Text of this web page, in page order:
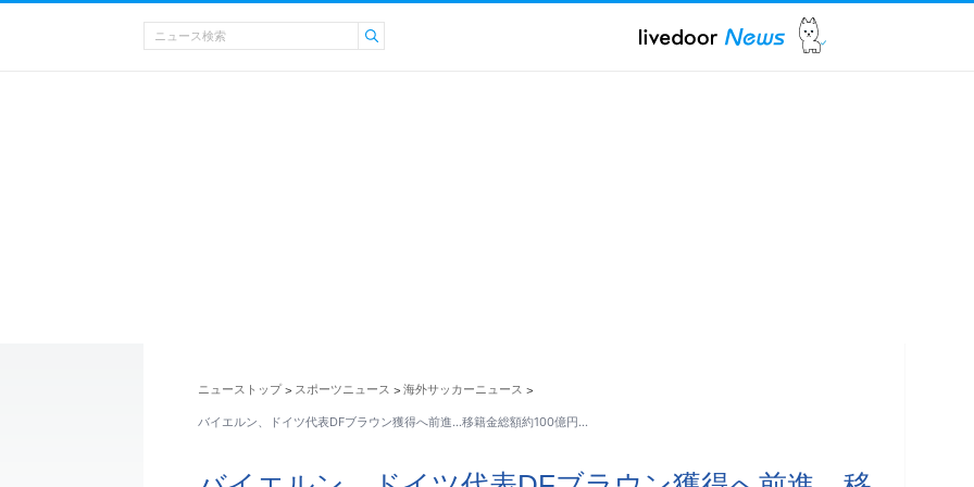
ニューストップ > スポーツニュース > 海外サッカーニュース >
バイエルン、ドイツ代表DFブラウン獲得へ前進…移籍金総額約100億円…